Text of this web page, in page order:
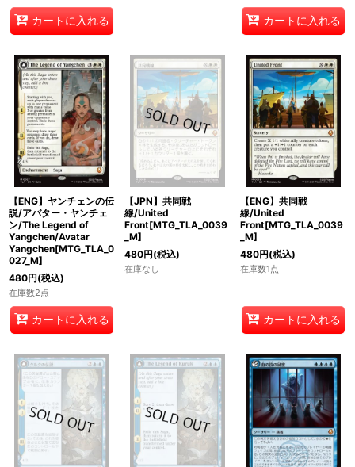
カートに入れる カートに入れる
【ENG】ヤンチェンの伝
説/アバター・ヤンチェ
ン/The Legend of
Yangchen/Avatar
Yangchen[MTG_TLA_0
027_M]
480円(税込)
在庫数2点
カートに入れる
【JPN】共同戦
線/United
Front[MTG_TLA_0039
_M]
480円(税込)
在庫なし
【ENG】共同戦
線/United
Front[MTG_TLA_0039
_M]
480円(税込)
在庫数1点
カートに入れる